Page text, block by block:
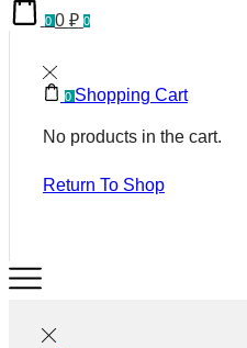
0 0 ₽ 0
0 Shopping Cart
No products in the cart.
Return To Shop